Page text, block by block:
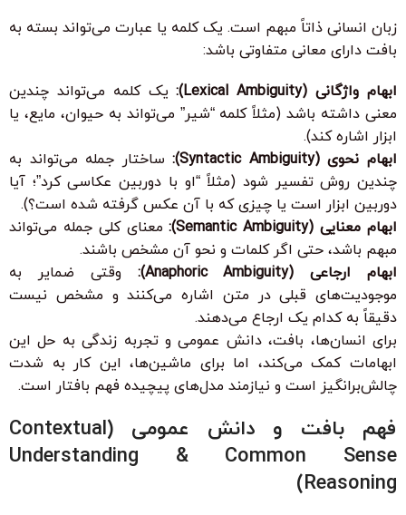
زبان انسانی ذاتاً مبهم است. یک کلمه یا عبارت می‌تواند بسته به
بافت دارای معانی متفاوتی باشد:
ابهام واژگانی (Lexical Ambiguity):
یک کلمه می‌تواند چندین
معنی داشته باشد (مثلاً کلمه “شیر” می‌تواند به حیوان، مایع، یا
ابزار اشاره کند).
ابهام نحوی (Syntactic Ambiguity):
ساختار جمله می‌تواند به
چندین روش تفسیر شود (مثلاً “او با دوربین عکاسی کرد”؛ آیا
دوربین ابزار است یا چیزی که با آن عکس گرفته شده است؟).
ابهام معنایی (Semantic Ambiguity):
معنای کلی جمله می‌تواند
مبهم باشد، حتی اگر کلمات و نحو آن مشخص باشند.
ابهام ارجاعی (Anaphoric Ambiguity):
وقتی ضمایر به
موجودیت‌های قبلی در متن اشاره می‌کنند و مشخص نیست
دقیقاً به کدام یک ارجاع می‌دهند.
برای انسان‌ها، بافت، دانش عمومی و تجربه زندگی به حل این
ابهامات کمک می‌کند، اما برای ماشین‌ها، این کار به شدت
چالش‌برانگیز است و نیازمند مدل‌های پیچیده فهم بافتار است.
فهم بافت و دانش عمومی (Contextual
Understanding & Common Sense
Reasoning)